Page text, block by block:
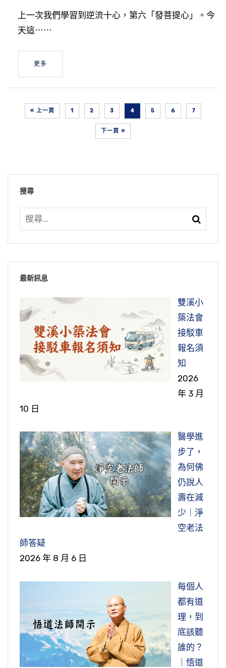
上一次我們學習到逆流十心，第六「發菩提心」。今
天這⋯⋯
更多
« 上一頁 1 2 3 4 5 6 7
下一頁 »
搜尋
最新訊息
雙溪小
築法會
接駁車
報名須
知
2026
年 3 月
10 日
醫學進
步了，
為何佛
仍說人
壽在減
少｜淨
空老法
師答疑
2026 年 8 月 6 日
每個人
都有道
理，到
底該聽
誰的？
｜悟道